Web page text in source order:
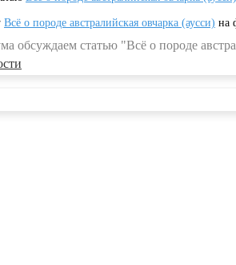
Всё о породе австралийская овчарка (аусси) на
обсуждаем статью "Всё о породе